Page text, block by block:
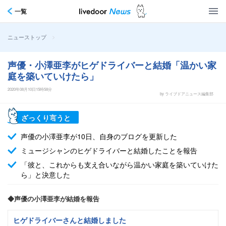
一覧
ニューストップ >
声優・小澤亜李がヒゲドライバーと結婚「温かい家
庭を築いていけたら」
2020年08月10日15時58分
by ライブドアニュース編集部
ざっくり言うと
声優の小澤亜李が10日、自身のブログを更新した
ミュージシャンのヒゲドライバーと結婚したことを報告
「彼と、これからも支え合いながら温かい家庭を築いていけた
ら」と決意した
◆声優の小澤亜李が結婚を報告
ヒゲドライバーさんと結婚しました